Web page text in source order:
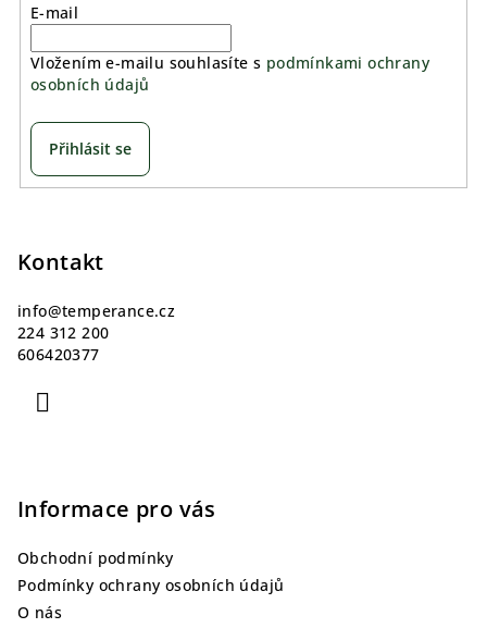
E-mail
Vložením e-mailu souhlasíte s podmínkami ochrany
osobních údajů
Přihlásit se
Kontakt
info@temperance.cz
224 312 200
606420377
Informace pro vás
Obchodní podmínky
Podmínky ochrany osobních údajů
O nás